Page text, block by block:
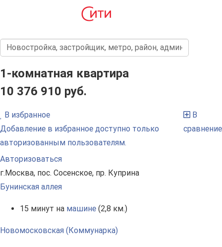
1-комнатная квартира
10 376 910 руб.
В избранное
Добавление в избранное доступно только
авторизованным пользователям.
Авторизоваться
В
сравнение
г.Москва, пос. Сосенское, пр. Куприна
Бунинская аллея
15 минут на машине (2,8 км.)
Новомосковская (Коммунарка)